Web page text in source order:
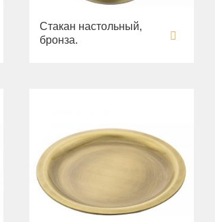
Стакан настольный,
бронза.